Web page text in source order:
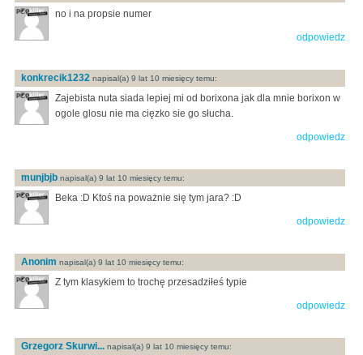
no i na propsie numer
odpowiedz
konkrecik1232 napisal(a) 9 lat 10 miesięcy temu:
Zajebista nuta siada lepiej mi od borixona jak dla mnie borixon w
ogole glosu nie ma cięzko sie go słucha.
odpowiedz
munjbjb napisal(a) 9 lat 10 miesięcy temu:
Beka :D Ktoś na poważnie się tym jara? :D
odpowiedz
Anonim napisal(a) 9 lat 10 miesięcy temu:
Z tym klasykiem to trochę przesadziłeś typie
odpowiedz
Grzegorz Skurwi... napisal(a) 9 lat 10 miesięcy temu: